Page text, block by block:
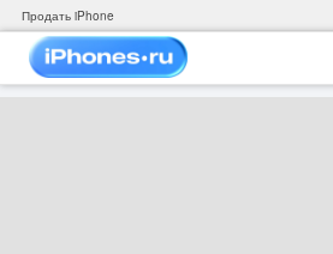
Продать iPhone